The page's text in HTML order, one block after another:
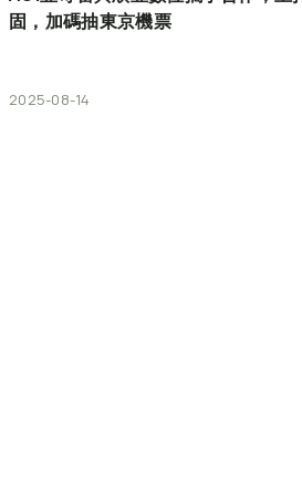
固，加碼抽東京機票
2025-08-14